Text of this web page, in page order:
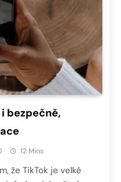
bezpečně,
12 Mins
že TikTok je velké